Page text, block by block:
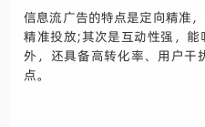
信息流广告的特点是定向精准
精准投放;其次是互动性强，
外，还具备高转化率、用户干
点。